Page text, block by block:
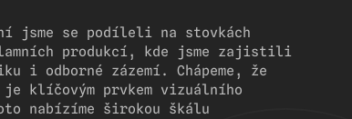
jsme se podíleli na stovkách
produkcí, kde jsme zajistili
i odborné zázemí. Chápeme, že
klíčovým prvkem vizuálního
nabízíme širokou škálu